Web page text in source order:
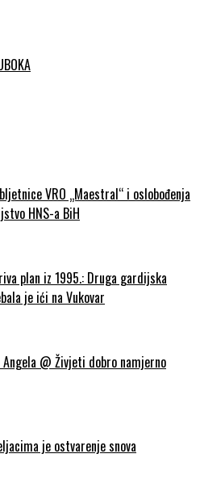
VRO „Maestral“ i oslobođenja
HNS-a BiH
plan iz 1995.: Druga gardijska
je ići na Vukovar
@ Živjeti dobro namjerno
je ostvarenje snova